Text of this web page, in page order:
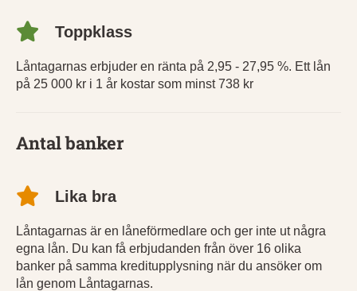
Toppklass
Låntagarnas erbjuder en ränta på 2,95 - 27,95 %. Ett lån
på 25 000 kr i 1 år kostar som minst 738 kr
Antal banker
Lika bra
Låntagarnas är en låneförmedlare och ger inte ut några
egna lån. Du kan få erbjudanden från över 16 olika
banker på samma kreditupplysning när du ansöker om
lån genom Låntagarnas.